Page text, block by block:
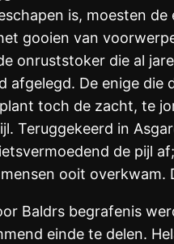
is, moesten
gooien van
onruststoker die al
afgelegd. De enige
toch de zacht, te
Teruggekeerd in
de pijl
ooit
Baldrs begrafenis
einde te delen.